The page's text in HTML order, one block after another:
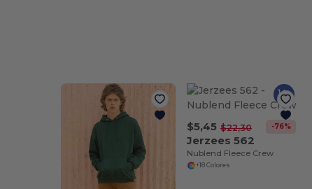
$5,45 $22,30 -76%
Jerzees 562
Nublend Fleece Crew
+18 Colores